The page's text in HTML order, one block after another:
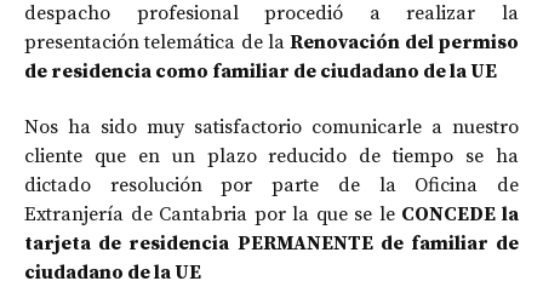
despacho profesional procedió a realizar la
presentación telemática de laRenovación del permiso
de residencia como familiar de ciudadano de la UE
Nos ha sido muy satisfactorio comunicarle a nuestro
cliente que en un plazo reducido de tiempo se ha
dictado resolución por parte de la Oficina de
Extranjería de Cantabria por la que se le CONCEDE la
tarjeta de residencia PERMANENTE de familiar de
ciudadano de la UE